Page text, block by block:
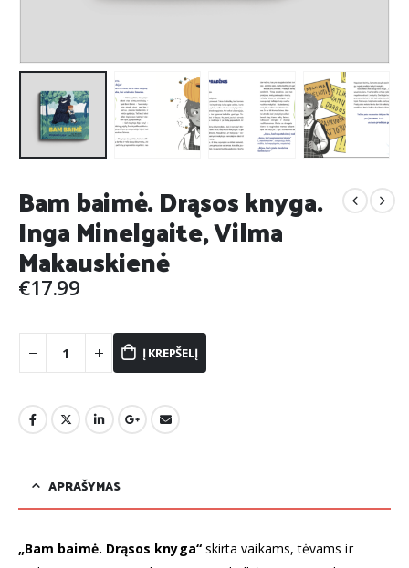
Bam baimė. Drąsos knyga.
Inga Minelgaite, Vilma
Makauskienė
€17.99
Į KREPŠELĮ
APRAŠYMAS
„Bam baimė. Drąsos knyga“skirta vaikams, tėvams ir